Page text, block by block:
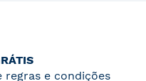
regras e condições